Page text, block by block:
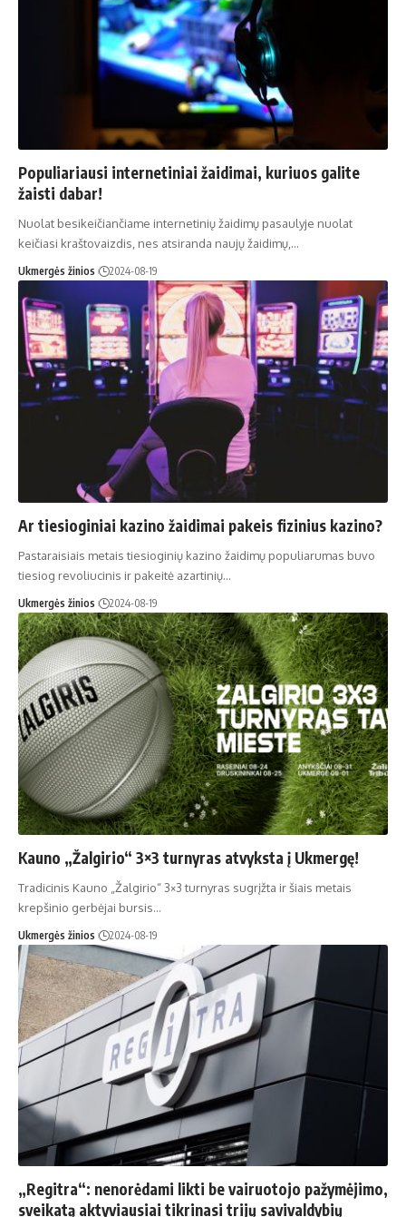
Populiariausi internetiniai žaidimai, kuriuos galite
žaisti dabar!
Nuolat besikeičiančiame internetinių žaidimų pasaulyje nuolat
keičiasi kraštovaizdis, nes atsiranda naujų žaidimų,…
Ukmergės žinios 2024-08-19
Ar tiesioginiai kazino žaidimai pakeis fizinius kazino?
Pastaraisiais metais tiesioginių kazino žaidimų populiarumas buvo
tiesiog revoliucinis ir pakeitė azartinių…
Ukmergės žinios 2024-08-19
Kauno „Žalgirio“ 3×3 turnyras atvyksta į Ukmergę!
Tradicinis Kauno „Žalgirio“ 3×3 turnyras sugrįžta ir šiais metais
krepšinio gerbėjai bursis…
Ukmergės žinios 2024-08-19
„Regitra“: nenorėdami likti be vairuotojo pažymėjimo,
sveikatą aktyviausiai tikrinasi trijų savivaldybių